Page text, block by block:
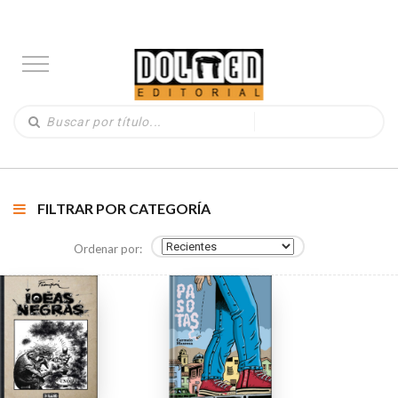
FILTRAR POR CATEGORÍA
Ordenar por: